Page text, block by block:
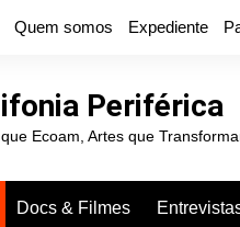
Quem somos Expediente
Periférica
Ecoam, Artes que
Docs & Filmes